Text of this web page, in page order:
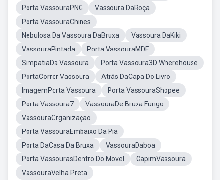
Porta VassouraPNG
Vassoura DaRoça
Porta VassouraChines
Nebulosa Da Vassoura DaBruxa
Vassoura DaKiki
VassouraPintada
Porta VassouraMDF
SimpatiaDa Vassoura
Porta Vassoura3D Wherehouse
PortaCorrer Vassoura
Atrás DaCapa Do Livro
ImagemPorta Vassoura
Porta VassouraShopee
Porta Vassoura7
VassouraDe Bruxa Fungo
VassouraOrganizaçao
Porta VassouraEmbaixo Da Pia
Porta DaCasa Da Bruxa
VassouraDaboa
Porta VassourasDentro Do Movel
CapimVassoura
VassouraVelha Preta